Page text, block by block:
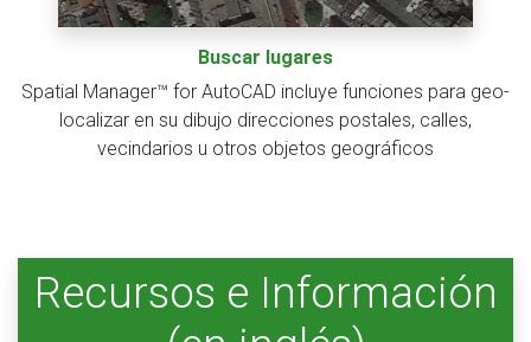
Buscar lugares
Spatial Manager™ for AutoCAD incluye funciones para geo-
localizar en su dibujo direcciones postales, calles,
vecindarios u otros objetos geográficos
Recursos e Información